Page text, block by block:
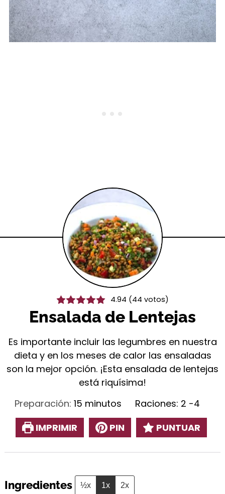
4.94 (44 votos)
Ensalada de Lentejas
Es importante incluir las legumbres en nuestra
dieta y en los meses de calor las ensaladas
son la mejor opción. ¡Esta ensalada de lentejas
está riquísima!
Preparación: 15minutos
minutos Raciones: 2 -4
IMPRIMIR
PIN PUNTUAR
Ingredientes ½x 1x 2x